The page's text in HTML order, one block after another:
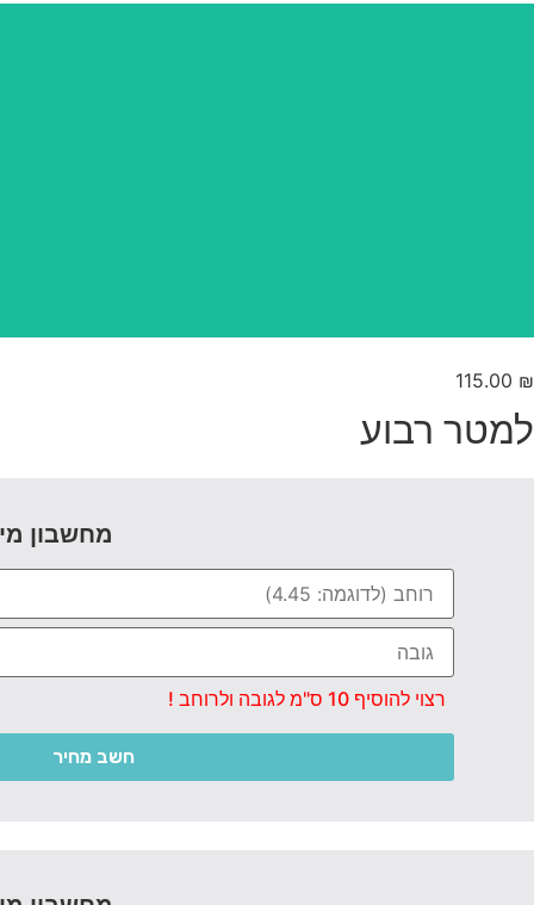
115.00 ₪
למטר רבוע
מחשבון
רצוי להוסיף 10 ס"מ לגובה ולרוחב !
חשב מחיר